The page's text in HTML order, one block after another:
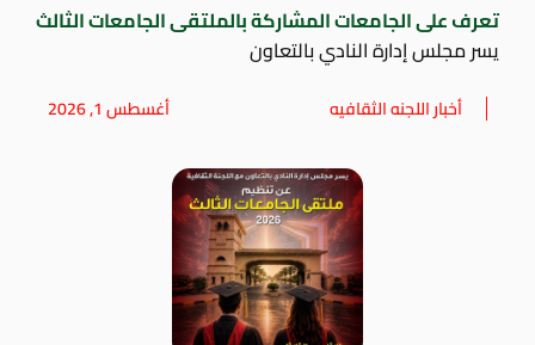
تعرف على الجامعات المشاركة بالملتقى الجامعات الثالث
يسر مجلس إدارة النادي بالتعاون
أخبار اللجنه الثقافيه أغسطس 1, 2026